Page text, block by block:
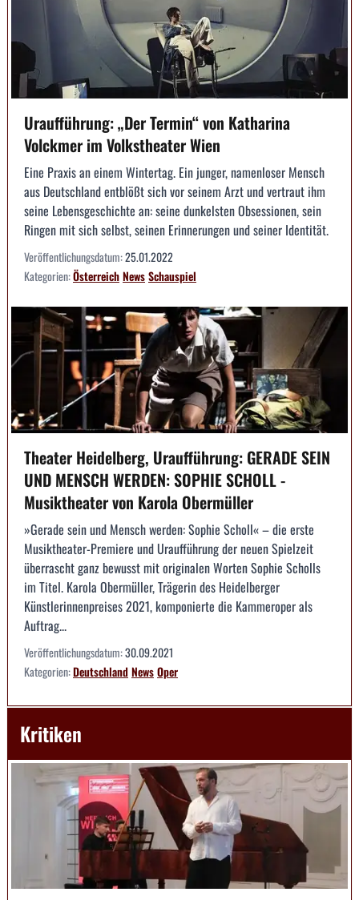
Uraufführung: „Der Termin“ von Katharina
Volckmer im Volkstheater Wien
Eine Praxis an einem Wintertag. Ein junger, namenloser Mensch
aus Deutschland entblößt sich vor seinem Arzt und vertraut ihm
seine Lebensgeschichte an: seine dunkelsten Obsessionen, sein
Ringen mit sich selbst, seinen Erinnerungen und seiner Identität.
Veröffentlichungsdatum:25.01.2022
Kategorien:ÖsterreichNewsSchauspiel
Theater Heidelberg, Uraufführung: GERADE SEIN
UND MENSCH WERDEN: SOPHIE SCHOLL -
Musiktheater von Karola Obermüller
»Gerade sein und Mensch werden: Sophie Scholl« – die erste
Musiktheater-Premiere und Uraufführung der neuen Spielzeit
überrascht ganz bewusst mit originalen Worten Sophie Scholls
im Titel. Karola Obermüller, Trägerin des Heidelberger
Künstlerinnenpreises 2021, komponierte die Kammeroper als
Auftrag...
Veröffentlichungsdatum:30.09.2021
Kategorien:DeutschlandNewsOper
Kritiken